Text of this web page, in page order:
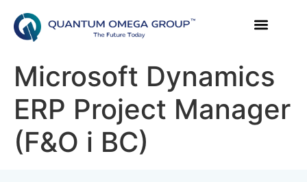
Microsoft Dynamics
ERP Project Manager
(F&O i BC)